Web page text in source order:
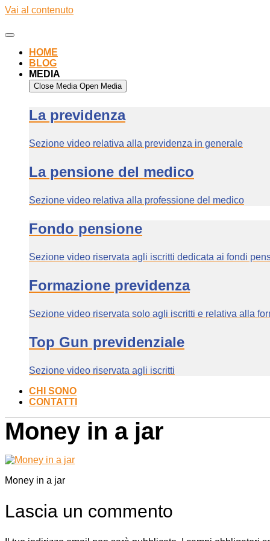
Vai al contenuto
HOME
BLOG
MEDIA
Close Media Open Media
La previdenza
Sezione video relativa alla previdenza in generale
La pensione del medico
Sezione video relativa alla professione del medico
Fondo pensione
Sezione video riservata agli iscritti dedicata ai fondi
Formazione previdenza
Sezione video riservata solo agli iscritti e relativa alla
Top Gun previdenziale
Sezione video riservata agli iscritti
CHI SONO
CONTATTI
Money in a jar
Money in a jar
Lascia un commento